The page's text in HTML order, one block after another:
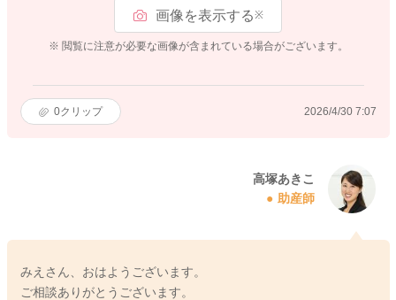
画像を表示する※
※ 閲覧に注意が必要な画像が含まれている場合がございます。
0クリップ 2026/4/30 7:07
高塚あきこ
助産師
みえさん、おはようございます。
ご相談ありがとうございます。